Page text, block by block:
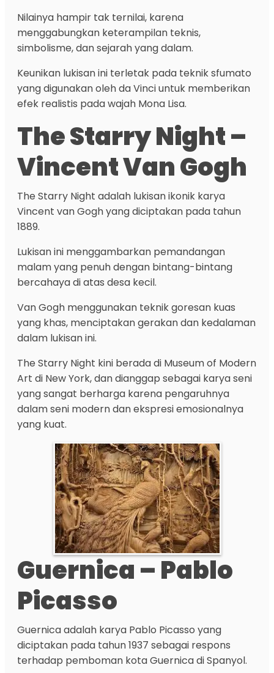
Nilainya hampir tak ternilai, karena
menggabungkan keterampilan teknis,
simbolisme, dan sejarah yang dalam.
Keunikan lukisan ini terletak pada teknik sfumato
yang digunakan oleh da Vinci untuk memberikan
efek realistis pada wajah Mona Lisa.
The Starry Night –
Vincent Van Gogh
The Starry Night adalah lukisan ikonik karya
Vincent van Gogh yang diciptakan pada tahun
1889.
Lukisan ini menggambarkan pemandangan
malam yang penuh dengan bintang-bintang
bercahaya di atas desa kecil.
Van Gogh menggunakan teknik goresan kuas
yang khas, menciptakan gerakan dan kedalaman
dalam lukisan ini.
The Starry Night kini berada di Museum of Modern
Art di New York, dan dianggap sebagai karya seni
yang sangat berharga karena pengaruhnya
dalam seni modern dan ekspresi emosionalnya
yang kuat.
Guernica – Pablo
Picasso
Guernica adalah karya Pablo Picasso yang
diciptakan pada tahun 1937 sebagai respons
terhadap pemboman kota Guernica di Spanyol.